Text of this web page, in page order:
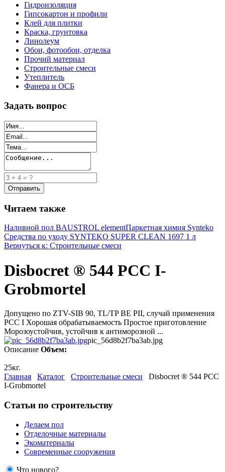
Гидроизоляция
Гипсокартон и профили
Клей для плитки
Краска, грунтовка
Линолеум
Обои, фотообои, отделка
Прочий материал
Строительные смеси
Утеплитель
Фанера и ОСБ
Задать вопрос
Читаем также
Наливной пол BAUSTROL elementПаркетная химия Synteko
Средства по уходу SYNTEKO SUPER CLEAN 1697 1 л
Вернуться к: Строительные смеси
Disbocret ® 544 PCC I-
Grobmоrtel
Допущено по ZTV-SIB 90, TL/TP BE PII, случай применения
PCC I Хорошая обрабатываемость Простое приготовление
Морозоустойчив, устойчив к антиморозной ...
pic_56d8b2f7ba3ab.jpg
Описание Объем:
25кг.
Главная
Каталог Строительные смеси
Disbocret ® 544 PCC
I-Grobmоrtel
Статьи по строительству
Делаем пол
Отделочные материалы
Экоматериалы
Современные сооружения
Что нового?